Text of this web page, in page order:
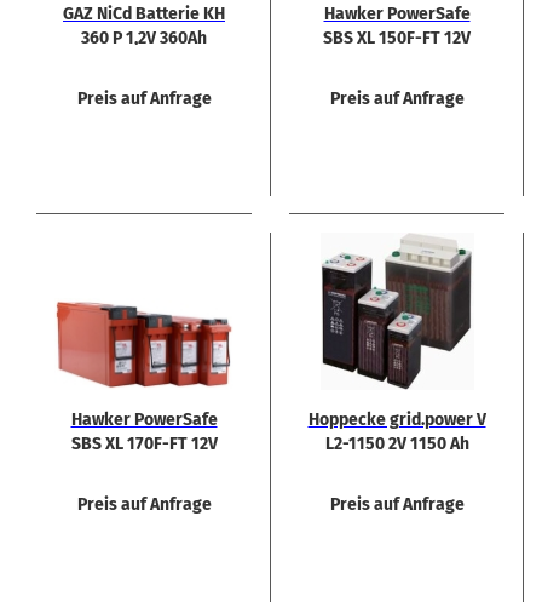
GAZ NiCd Bat­te­rie KH
360 P 1,2V 360Ah
Preis auf Anfrage
Hawker Power­Safe
SBS XL 150F-​FT 12V
Front­ter­mi­nal
Preis auf Anfrage
Hawker Power­Safe
SBS XL 170F-​FT 12V
Front­ter­mi­nal
Preis auf Anfrage
Hop­pe­cke grid.power V
L2-​1150 2V 1150 Ah
Preis auf Anfrage